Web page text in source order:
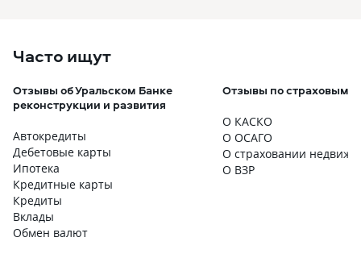
Часто ищут
Отзывы об Уральском Банке
реконструкции и развития
Автокредиты
Дебетовые карты
Ипотека
Кредитные карты
Кредиты
Вклады
Обмен валют
Отзывы по страховым
О КАСКО
О ОСАГО
О страховании
О ВЗР